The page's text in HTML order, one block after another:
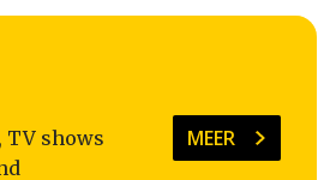
TV shows
MEER